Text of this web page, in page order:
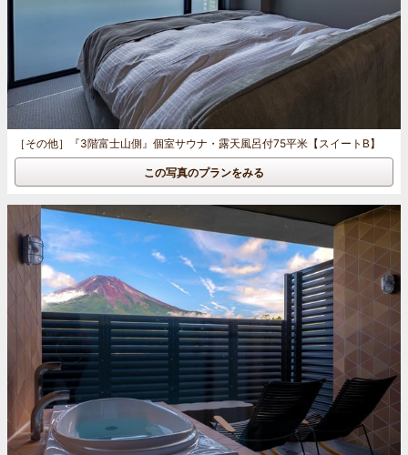
［その他］ 『3階富士山側』個室サウナ・露天風呂付75平米【スイートB】
この写真のプランをみる